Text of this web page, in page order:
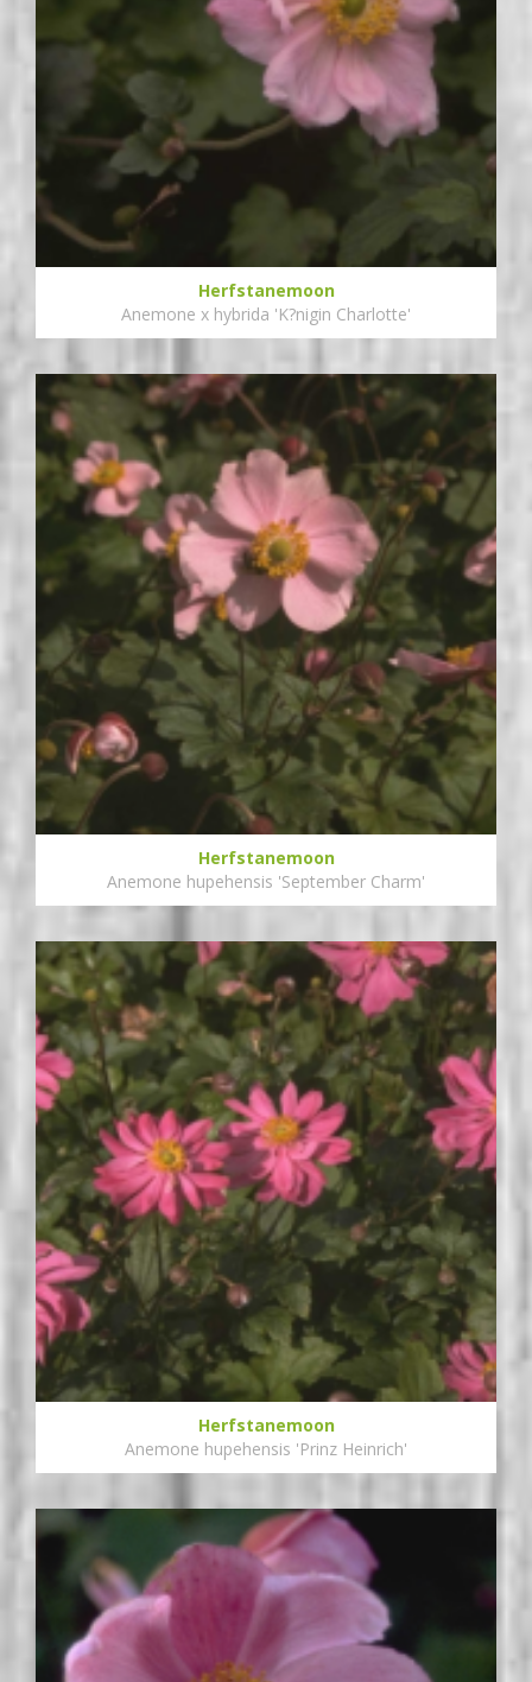
Herfstanemoon
Anemone x hybrida 'K?nigin Charlotte'
Herfstanemoon
Anemone hupehensis 'September Charm'
Herfstanemoon
Anemone hupehensis 'Prinz Heinrich'